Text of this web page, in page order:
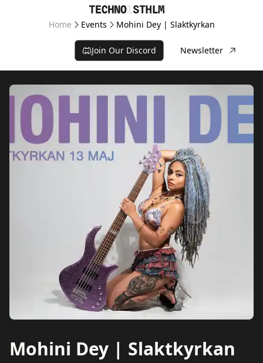
Home Events Mohini Dey | Slaktkyrkan
Join Our Discord Newsletter
Mohini Dey | Slaktkyrkan